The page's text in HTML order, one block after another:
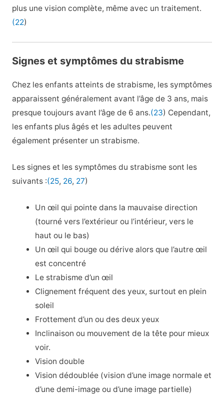
plus une vision complète, même avec un traitement.
(22)
Signes et symptômes du strabisme
Chez les enfants atteints de strabisme, les symptômes
apparaissent généralement avant l’âge de 3 ans, mais
presque toujours avant l’âge de 6 ans.(23) Cependant,
les enfants plus âgés et les adultes peuvent
également présenter un strabisme.
Les signes et les symptômes du strabisme sont les
suivants :(25, 26, 27)
Un œil qui pointe dans la mauvaise direction
(tourné vers l’extérieur ou l’intérieur, vers le
haut ou le bas)
Un œil qui bouge ou dérive alors que l’autre œil
est concentré
Le strabisme d’un œil
Clignement fréquent des yeux, surtout en plein
soleil
Frottement d’un ou des deux yeux
Inclinaison ou mouvement de la tête pour mieux
voir.
Vision double
Vision dédoublée (vision d’une image normale et
d’une demi-image ou d’une image partielle)